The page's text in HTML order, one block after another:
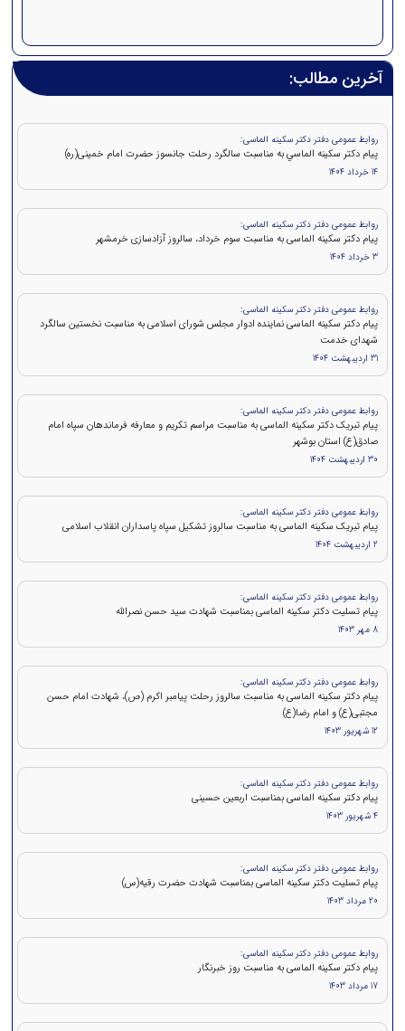
آخرین مطالب:
روابط عمومی دفتر دکتر سکینه الماسی:
پيام دکتر سكينه الماسي به مناسبت سالگرد رحلت جانسوز حضرت امام خمينی(ره)
14 خرداد 1404
روابط عمومی دفتر دکتر سکینه الماسی:
پیام دکتر سکینه الماسی به مناسبت سوم خرداد، سالروز آزادسازی خرمشهر
3 خرداد 1404
روابط عمومی دفتر دکتر سکینه الماسی:
پیام دکتر سکینه الماسی نماینده ادوار مجلس شورای اسلامی به مناسبت نخستین سالگرد
شهدای خدمت
31 اردیبهشت 1404
روابط عمومی دفتر دکتر سکینه الماسی:
پیام تبریک دکتر سکینه الماسی به مناسبت مراسم تکریم و معارفه فرماندهان سپاه امام
صادق(ع) استان بوشهر
30 اردیبهشت 1404
روابط عمومی دفتر دکتر سکینه الماسی:
پیام تبریک سکینه الماسی به مناسبت سالروز تشکیل سپاه پاسداران انقلاب اسلامی
2 اردیبهشت 1404
روابط عمومی دفتر دکتر سکینه الماسی:
پيام تسلیت دکتر سکینه الماسی بمناسبت شهادت سید حسن نصرالله
8 مهر 1403
روابط عمومی دفتر دکتر سکینه الماسی:
پیام دکتر سکینه الماسی به مناسبت سالروز رحلت پیامبر اکرم (ص)، شهادت امام حسن
مجتبی(ع) و امام رضا(ع)
12 شهریور 1403
روابط عمومی دفتر دکتر سکینه الماسی:
پیام دکتر سکینه الماسی بمناسبت اربعین حسینی
4 شهریور 1403
روابط عمومی دفتر دکتر سکینه الماسی:
پیام تسلیت دکتر سکینه الماسی بمناسبت شهادت حضرت رقیه(س)
20 مرداد 1403
روابط عمومی دفتر دکتر سکینه الماسی:
پیام دکتر سکینه الماسی به مناسبت روز خبرنگار
17 مرداد 1403